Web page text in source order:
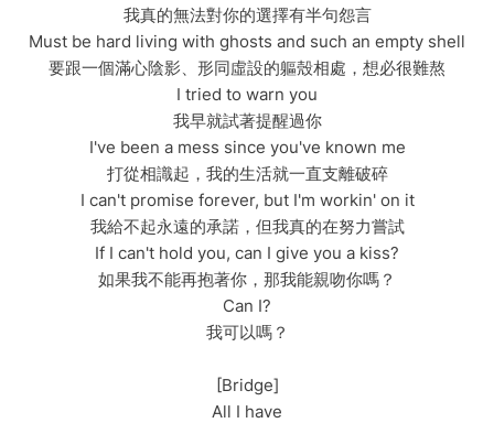
我真的無法對你的選擇有半句怨言
Must be hard living with ghosts and such an empty shell
要跟一個滿心陰影、形同虛設的軀殼相處，想必很難熬
I tried to warn you
我早就試著提醒過你
I've been a mess since you've known me
打從相識起，我的生活就一直支離破碎
I can't promise forever, but I'm workin' on it
我給不起永遠的承諾，但我真的在努力嘗試
If I can't hold you, can I give you a kiss?
如果我不能再抱著你，那我能親吻你嗎？
Can I?
我可以嗎？
[Bridge]
All I have